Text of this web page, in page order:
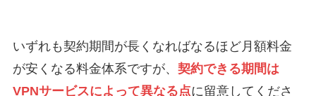
いずれも契約期間が長くなればなるほど月額料金
が安くなる料金体系ですが、 契約できる期間は
VPNサービスによって異なる点に留意してくださ